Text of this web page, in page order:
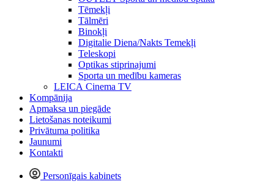
Tēmekļi
Tālmēri
Binokļi
Digitalie Diena/Nakts Temekļi
Teleskopi
Optikas stiprinajumi
Sporta un medību kameras
LEICA Cinema TV
Kompānija
Apmaksa un piegāde
Lietošanas noteikumi
Privātuma politika
Jaunumi
Kontakti
Personīgais kabinets